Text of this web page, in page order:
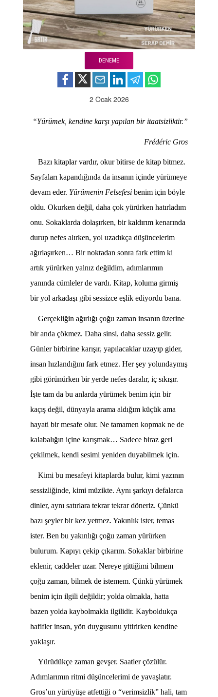
DENEME
2 Ocak 2026
“Yürümek, kendine karşı yapılan bir itaatsizliktir.”
Frédéric Gros
Bazı kitaplar vardır, okur bitirse de kitap bitmez.
Sayfaları kapandığında da insanın içinde yürümeye
devam eder. Yürümenin Felsefesibenim için böyle
oldu. Okurken değil, daha çok yürürken hatırladım
onu. Sokaklarda dolaşırken, bir kaldırım kenarında
durup nefes alırken, yol uzadıkça düşüncelerim
ağırlaşırken… Bir noktadan sonra fark ettim ki
artık yürürken yalnız değildim, adımlarımın
yanında cümleler de vardı. Kitap, koluma girmiş
bir yol arkadaşı gibi sessizce eşlik ediyordu bana.
Gerçekliğin ağırlığı çoğu zaman insanın üzerine
bir anda çökmez. Daha sinsi, daha sessiz gelir.
Günler birbirine karışır, yapılacaklar uzayıp gider,
insan hızlandığını fark etmez. Her şey yolundaymış
gibi görünürken bir yerde nefes daralır, iç sıkışır.
İşte tam da bu anlarda yürümek benim için bir
kaçış değil, dünyayla arama aldığım küçük ama
hayati bir mesafe olur. Ne tamamen kopmak ne de
kalabalığın içine karışmak… Sadece biraz geri
çekilmek, kendi sesimi yeniden duyabilmek için.
Kimi bu mesafeyi kitaplarda bulur, kimi yazının
sessizliğinde, kimi müzikte. Aynı şarkıyı defalarca
dinler, aynı satırlara tekrar tekrar döneriz. Çünkü
bazı şeyler bir kez yetmez. Yakınlık ister, temas
ister. Ben bu yakınlığı çoğu zaman yürürken
bulurum. Kapıyı çekip çıkarım. Sokaklar birbirine
eklenir, caddeler uzar. Nereye gittiğimi bilmem
çoğu zaman, bilmek de istemem. Çünkü yürümek
benim için ilgili değildir; yolda olmakla, hatta
bazen yolda kaybolmakla ilgilidir. Kayboldukça
hafifler insan, yön duygusunu yitirirken kendine
yaklaşır.
Yürüdükçe zaman gevşer. Saatler çözülür.
Adımlarımın ritmi düşüncelerimi de yavaşlatır.
Gros’un yürüyüşe atfettiği o “verimsizlik” hali, tam